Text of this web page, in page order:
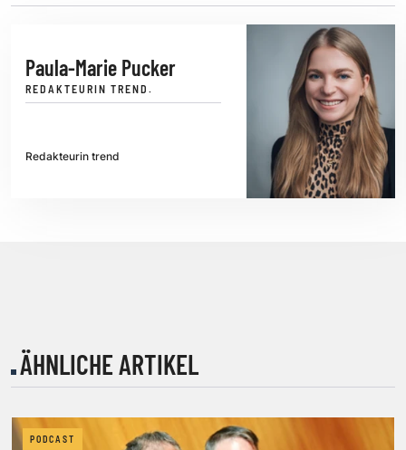
Paula-Marie Pucker
REDAKTEURIN TREND.
Redakteurin trend
ÄHNLICHE ARTIKEL
PODCAST